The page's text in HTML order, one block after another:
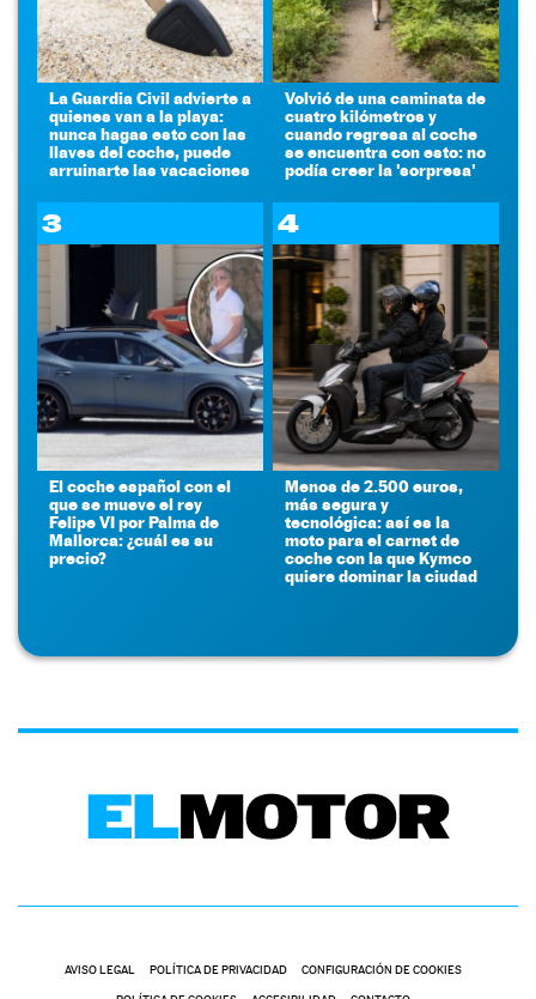
La Guardia Civil advierte a
quienes van a la playa:
nunca hagas esto con las
llaves del coche, puede
arruinarte las vacaciones
Volvió de una caminata de
cuatro kilómetros y
cuando regresa al coche
se encuentra con esto: no
podía creer la 'sorpresa'
3
El coche español con el
que se mueve el rey
Felipe VI por Palma de
Mallorca: ¿cuál es su
precio?
4
Menos de 2.500 euros,
más segura y
tecnológica: así es la
moto para el carnet de
coche con la que Kymco
quiere dominar la ciudad
AVISO LEGAL POLÍTICA DE PRIVACIDAD CONFIGURACIÓN DE COOKIES